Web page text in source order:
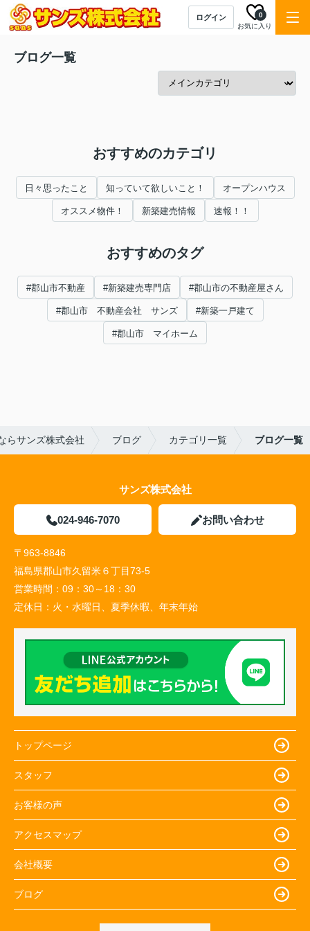
ログイン
お気に入り
0
ブログ一覧
おすすめのカテゴリ
日々思ったこと 知っていて欲しいこと！ オープンハウス
オススメ物件！ 新築建売情報 速報！！
おすすめのタグ
#郡山市不動産 #新築建売専門店 #郡山市の不動産屋さん
#郡山市 不動産会社 サンズ #新築一戸建て
#郡山市 マイホーム
らサンズ株式会社 ブログ カテゴリ一覧 ブログ一覧
サンズ株式会社
024-946-7070 お問い合わせ
〒963-8846
福島県郡山市久留米６丁目73-5
営業時間： 09：30～18：30
定休日： 火・水曜日、夏季休暇、年末年始
トップページ
スタッフ
お客様の声
アクセスマップ
会社概要
ブログ